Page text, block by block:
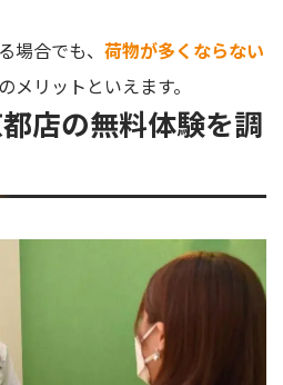
場合でも、 荷物が多くならない
メリットといえます。
店の無料体験を調